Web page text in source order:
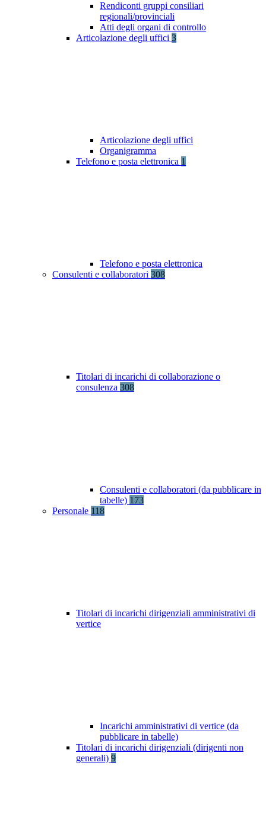
Rendiconti gruppi consiliari
regionali/provinciali
Atti degli organi di controllo
Articolazione degli uffici 3
Articolazione degli uffici
Organigramma
Telefono e posta elettronica 1
Telefono e posta elettronica
Consulenti e collaboratori 308
Titolari di incarichi di collaborazione o
consulenza 308
Consulenti e collaboratori (da pubblicare in
tabelle) 173
Personale 118
Titolari di incarichi dirigenziali amministrativi di
vertice
Incarichi amministrativi di vertice (da
pubblicare in tabelle)
Titolari di incarichi dirigenziali (dirigenti non
generali) 9